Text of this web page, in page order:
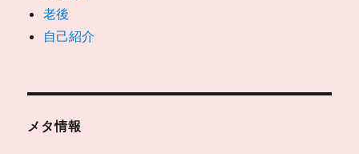
老後
自己紹介
メタ情報